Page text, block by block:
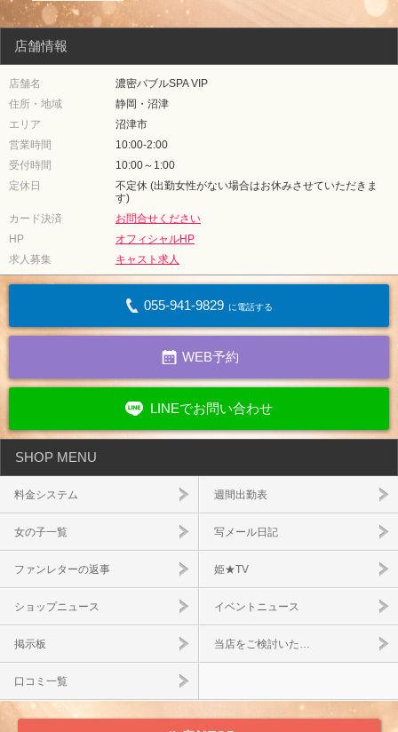
店舗情報
店舗名
濃密バブルSPA VIP
住所・地域
静岡・沼津
エリア
沼津市
営業時間
10:00-2:00
受付時間
10:00～1:00
定休日
不定休 (出勤女性がない場合はお休みさせていただきま
す)
カード決済
お問合せください
HP
オフィシャルHP
求人募集
キャスト求人
055-941-9829 に電話する
WEB予約
LINEでお問い合わせ
SHOP MENU
料金システム 週間出勤表
女の子一覧 写メール日記
ファンレターの返事 姫★TV
ショップニュース イベントニュース
掲示板 当店をご検討いた…
口コミ一覧